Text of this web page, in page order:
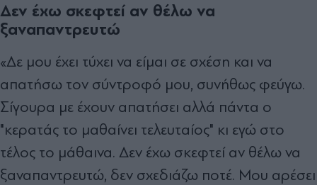
Δεν έχω σκεφτεί αν θέλω να
ξαναπαντρευτώ
«Δε μου έχει τύχει να είμαι σε σχέση και να
απατήσω τον σύντροφό μου, συνήθως φεύγω.
Σίγουρα με έχουν απατήσει αλλά πάντα ο
"κερατάς το μαθαίνει τελευταίος" κι εγώ στο
τέλος το μάθαινα. Δεν έχω σκεφτεί αν θέλω να
ξαναπαντρευτώ, δεν σχεδιάζω ποτέ. Μου αρέσει